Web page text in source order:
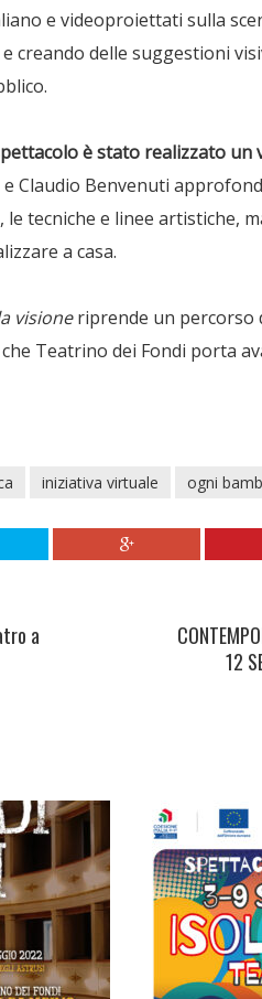
e videoproiettati sulla
creando delle suggestioni
è stato realizzato un
e Claudio Benvenuti
tecniche e linee artistiche,
a casa.
visioneriprende un percorso
Teatrino dei Fondi porta
iniziativa virtuale ogni
a
12